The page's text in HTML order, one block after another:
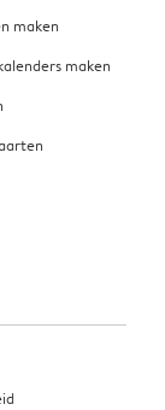
maken
maken